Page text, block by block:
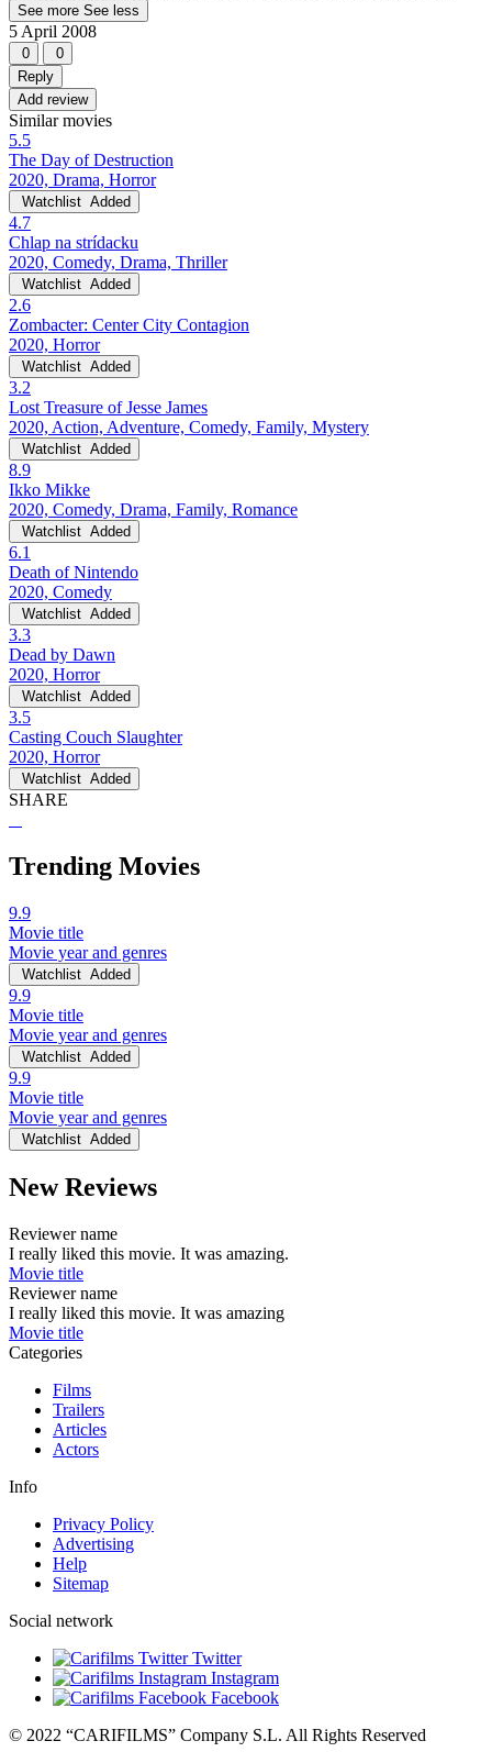
See more See less
5 April 2008
0
0
Reply
Add review
Similar movies
5.5
The Day of Destruction
2020, Drama, Horror
Watchlist Added
4.7
Chlap na strídacku
2020, Comedy, Drama, Thriller
Watchlist Added
2.6
Zombacter: Center City Contagion
2020, Horror
Watchlist Added
3.2
Lost Treasure of Jesse James
2020, Action, Adventure, Comedy, Family, Mystery
Watchlist Added
8.9
Ikko Mikke
2020, Comedy, Drama, Family, Romance
Watchlist Added
6.1
Death of Nintendo
2020, Comedy
Watchlist Added
3.3
Dead by Dawn
2020, Horror
Watchlist Added
3.5
Casting Couch Slaughter
2020, Horror
Watchlist Added
SHARE
Trending Movies
9.9
Movie title
Movie year and genres
Watchlist Added
9.9
Movie title
Movie year and genres
Watchlist Added
9.9
Movie title
Movie year and genres
Watchlist Added
New Reviews
Reviewer name
I really liked this movie. It was amazing.
Movie title
Reviewer name
I really liked this movie. It was amazing
Movie title
Categories
Films
Trailers
Articles
Actors
Info
Privacy Policy
Advertising
Help
Sitemap
Social network
Twitter
Instagram
Facebook
© 2022 “CARIFILMS” Company S.L. All Rights Reserved